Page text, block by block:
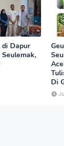
di Dapur
Di